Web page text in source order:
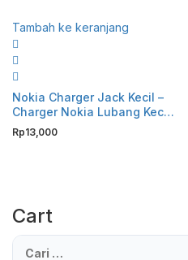
USB Cable Micro Berkualitas
Premium Gaming Friendly
Murah
Tambah ke keranjang
Nokia Charger Jack Kecil –
Charger Nokia Lubang Kecil
Original, Cas HP Nokia
Konektor Small Pin, Charger
Rp13,000
Cart
Cari